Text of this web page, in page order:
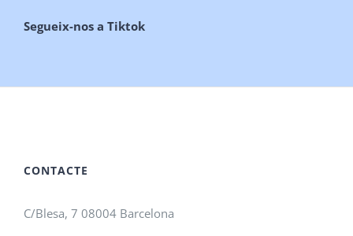
Segueix-nos a Tiktok
CONTACTE
C/Blesa, 7 08004 Barcelona